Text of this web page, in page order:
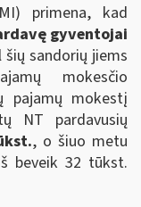
primena, kad
gyventojai
sandorių jiems
mokesčio
pajamų mokestį
NT pardavusių
, o šiuo metu
beveik 32 tūkst.